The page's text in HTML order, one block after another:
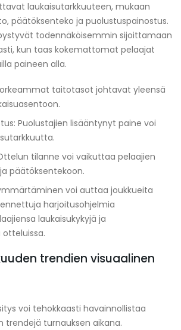
laukaisutarkkuuteen, mukaan
päätöksenteko ja puolustuspainostus.
todennäköisemmin sijoittamaan
kun taas kokemattomat pelaajat
paineen alla.
taitotasot johtavat yleensä
Puolustajien lisääntynyt paine voi
tilanne voi vaikuttaa pelaajien
päätöksentekoon.
voi auttaa joukkueita
harjoitusohjelmia
laukaisukykyjä ja
trendien visuaalinen
voi tehokkaasti havainnollistaa
trendejä turnauksen aikana.